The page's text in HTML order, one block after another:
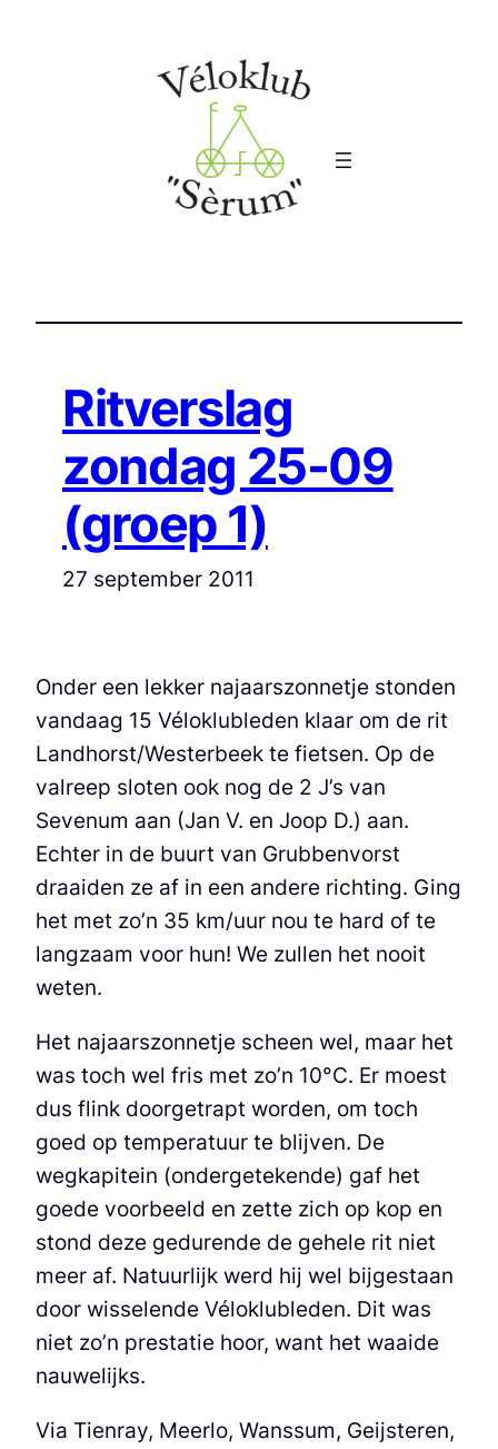
Ritverslag
zondag 25-09
(groep 1)
27 september 2011
Onder een lekker najaarszonnetje stonden
vandaag 15 Véloklubleden klaar om de rit
Landhorst/Westerbeek te fietsen. Op de
valreep sloten ook nog de 2 J’s van
Sevenum aan (Jan V. en Joop D.) aan.
Echter in de buurt van Grubbenvorst
draaiden ze af in een andere richting. Ging
het met zo’n 35 km/uur nou te hard of te
langzaam voor hun! We zullen het nooit
weten.
Het najaarszonnetje scheen wel, maar het
was toch wel fris met zo’n 10°C. Er moest
dus flink doorgetrapt worden, om toch
goed op temperatuur te blijven. De
wegkapitein (ondergetekende) gaf het
goede voorbeeld en zette zich op kop en
stond deze gedurende de gehele rit niet
meer af. Natuurlijk werd hij wel bijgestaan
door wisselende Véloklubleden. Dit was
niet zo’n prestatie hoor, want het waaide
nauwelijks.
Via Tienray, Meerlo, Wanssum, Geijsteren,